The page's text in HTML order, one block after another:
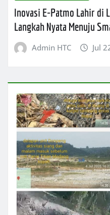
Inovasi E-Patmo Lahir di
Langkah Nyata Menuju
Admin HTC Jul